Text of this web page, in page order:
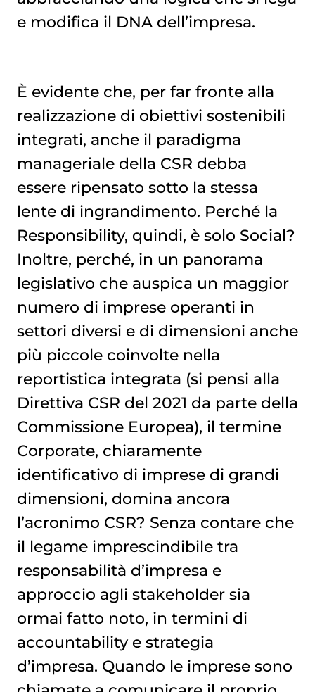
e modifica il DNA dell’impresa.
È evidente che, per far fronte alla
realizzazione di obiettivi sostenibili
integrati, anche il paradigma
manageriale della CSR debba
essere ripensato sotto la stessa
lente di ingrandimento. Perché la
Responsibility, quindi, è solo Social?
Inoltre, perché, in un panorama
legislativo che auspica un maggior
numero di imprese operanti in
settori diversi e di dimensioni anche
più piccole coinvolte nella
reportistica integrata (si pensi alla
Direttiva CSR del 2021 da parte della
Commissione Europea), il termine
Corporate, chiaramente
identificativo di imprese di grandi
dimensioni, domina ancora
l’acronimo CSR? Senza contare che
il legame imprescindibile tra
responsabilità d’impresa e
approccio agli stakeholder sia
ormai fatto noto, in termini di
accountability e strategia
d’impresa. Quando le imprese sono